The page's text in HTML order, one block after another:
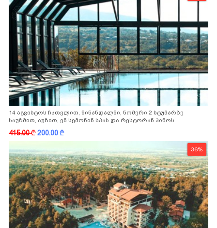
14 აგვისტოს ჩათვლით, წინანდალში, ნომერი 2 სტუმარზე
საუზმით, აუზით, ენ სემონინ სპას და რესტორან პინოს
ფასდაკლებით
415.00k200.00k
36%